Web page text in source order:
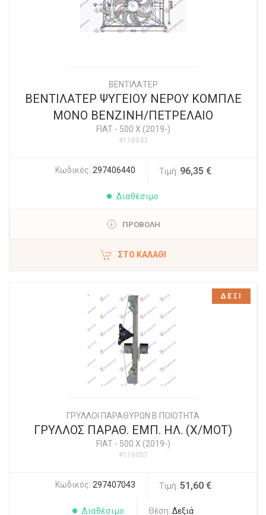
ΒΕΝΤΙΛΑΤΕΡ
ΒΕΝΤΙΛΑΤΕΡ ΨΥΓΕΙΟΥ ΝΕΡΟΥ ΚΟΜΠΛΕ
ΜΟΝΟ ΒΕΝΖΙΝΗ/ΠΕΤΡΕΛΑΙΟ
FIAT- 500 X (2019-)
#116043
Κωδικός: 297406440 Τιμή: 96,35 €
Διαθέσιμο
ΠΡΟΒΟΛΗ
ΣΤΟ ΚΑΛΆΘΙ
ΓΡΥΛΛΟΙ ΠΑΡΑΘΥΡΩΝ Β ΠΟΙΟΤΗΤΑ
ΓΡΥΛΛΟΣ ΠΑΡΑΘ. ΕΜΠ. ΗΛ. (Χ/ΜΟΤ)
FIAT- 500 X (2019-)
#116057
Κωδικός: 297407043 Τιμή: 51,60 €
Διαθέσιμο Θέση: Δεξιά
ΔΕΞΙ